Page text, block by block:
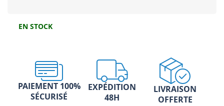
EN STOCK
PAIEMENT 100%
SÉCURISÉ
EXPÉDITION
48H
LIVRAISON
OFFERTE